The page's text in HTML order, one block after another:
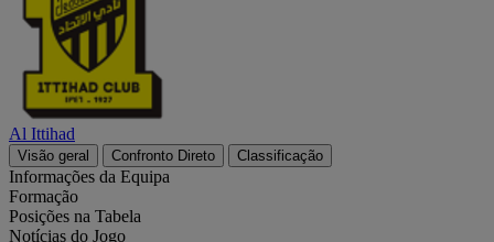
Al Ittihad
Visão geral Confronto Direto Classificação
Informações da Equipa
Formação
Posições na Tabela
Notícias do Jogo